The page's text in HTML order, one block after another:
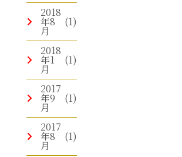
2018
年8
月
(1)
2018
年1
月
(1)
2017
年9
月
(1)
2017
年8
月
(1)